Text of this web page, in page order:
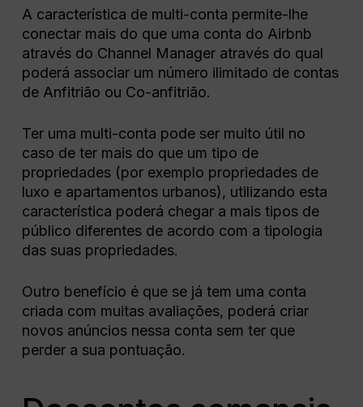
A característica de multi-conta permite-lhe
conectar mais do que uma conta do Airbnb
através do Channel Manager através do qual
poderá associar um número ilimitado de contas
de Anfitrião ou Co-anfitrião.
Ter uma multi-conta pode ser muito útil no
caso de ter mais do que um tipo de
propriedades (por exemplo propriedades de
luxo e apartamentos urbanos), utilizando esta
característica poderá chegar a mais tipos de
público diferentes de acordo com a tipologia
das suas propriedades.
Outro benefício é que se já tem uma conta
criada com muitas avaliações, poderá criar
novos anúncios nessa conta sem ter que
perder a sua pontuação.